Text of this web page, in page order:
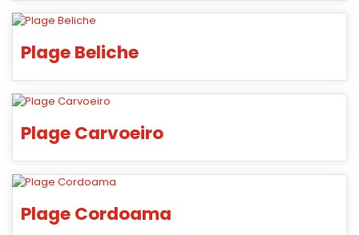
Plage Beliche
Plage Carvoeiro
Plage Cordoama